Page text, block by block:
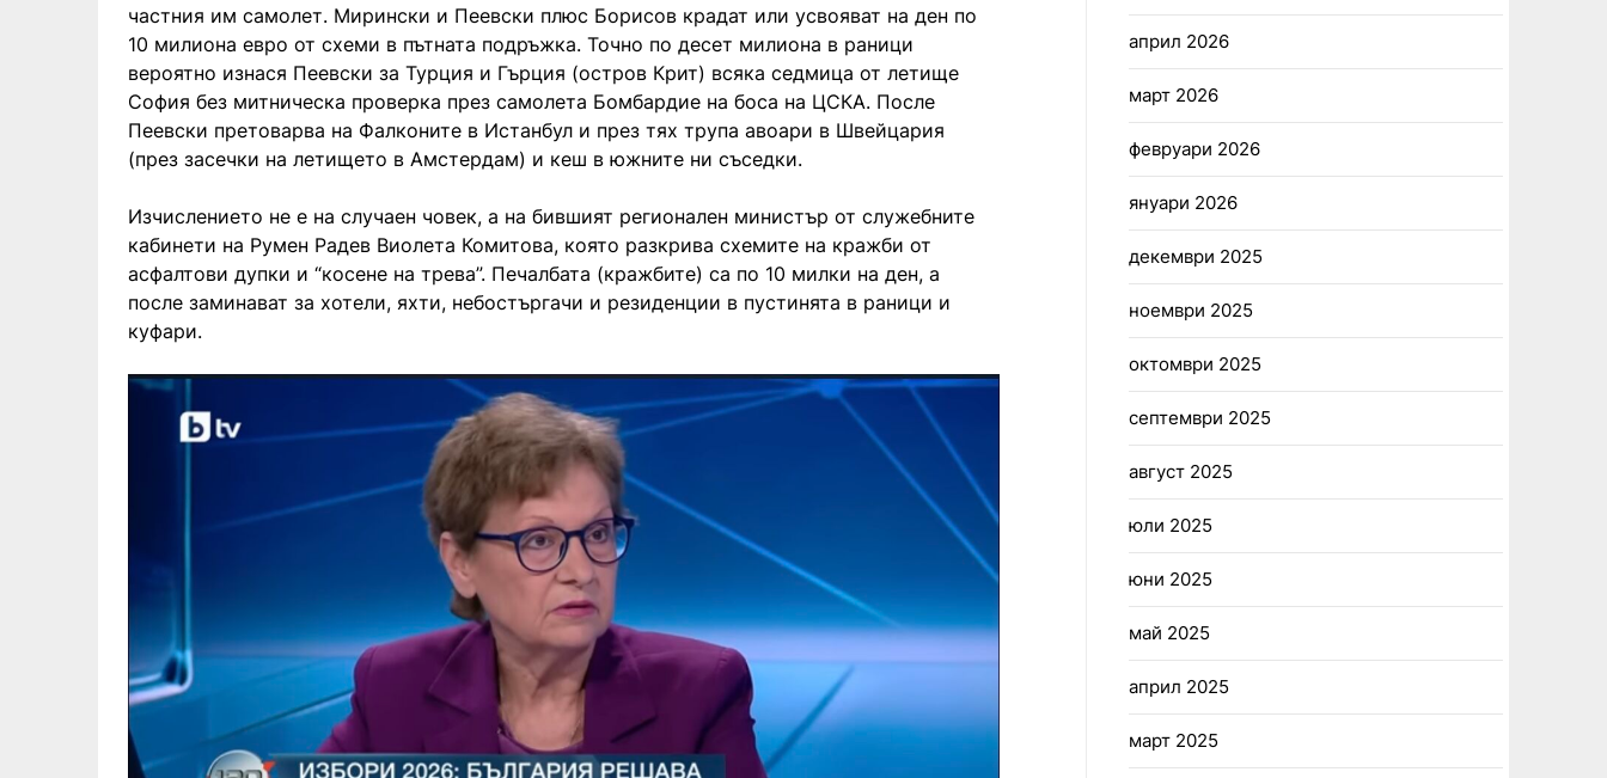
частния им самолет. Мирински и Пеевски плюс Борисов крадат или усвояват на ден по
10 милиона евро от схеми в пътната подръжка. Точно по десет милиона в раници
вероятно изнася Пеевски за Турция и Гърция (остров Крит) всяка седмица от летище
София без митническа проверка през самолета Бомбардие на боса на ЦСКА. После
Пеевски претоварва на Фалконите в Истанбул и през тях трупа авоари в Швейцария
(през засечки на летището в Амстердам) и кеш в южните ни съседки.
Изчислението не е на случаен човек, а на бившият регионален министър от служебните
кабинети на Румен Радев Виолета Комитова, която разкрива схемите на кражби от
асфалтови дупки и “косене на трева”. Печалбата (кражбите) са по 10 милки на ден, а
после заминават за хотели, яхти, небостъргачи и резиденции в пустинята в раници и
куфари.
април 2026
март 2026
февруари 2026
януари 2026
декември 2025
ноември 2025
октомври 2025
септември 2025
август 2025
юли 2025
юни 2025
май 2025
април 2025
март 2025